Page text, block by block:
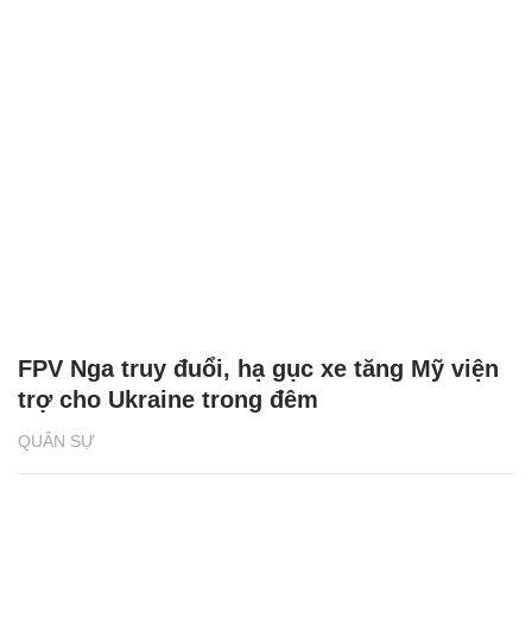
QUÂN SỰ
FPV Nga truy đuổi, hạ gục xe tăng Mỹ viện
trợ cho Ukraine trong đêm